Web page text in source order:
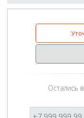
Остались